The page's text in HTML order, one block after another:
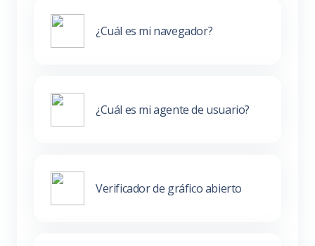
¿Cuál es mi navegador?
¿Cuál es mi agente de usuario?
Verificador de gráfico abierto